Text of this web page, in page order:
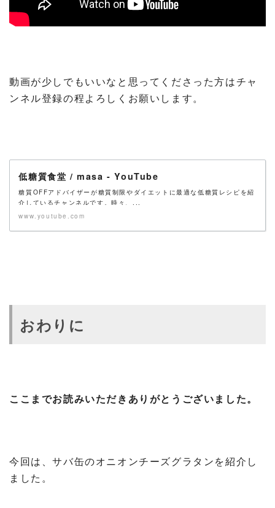
動画が少しでもいいなと思ってくださった方はチャ
ンネル登録の程よろしくお願いします。
低糖質食堂 / masa - YouTube
糖質OFFアドバイザーが糖質制限やダイエットに最適な低糖質レシピを紹
介しているチャンネルです。時々、...
www.youtube.com
おわりに
ここまでお読みいただきありがとうございました。
今回は、サバ缶のオニオンチーズグラタンを紹介し
ました。